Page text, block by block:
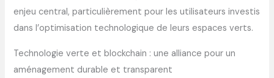
enjeu central, particulièrement pour les utilisateurs investis
dans l’optimisation technologique de leurs espaces verts.
Technologie verte et blockchain : une alliance pour un
aménagement durable et transparent